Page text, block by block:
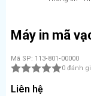
Máy in mã
Mã SP: 113‑801‑00000
0 đánh
Liên hệ